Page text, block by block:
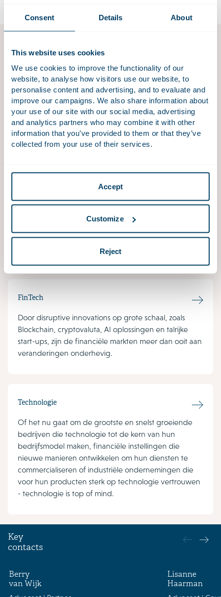
Consent Details About
This website uses cookies
We use cookies to improve the functionality of our
website, to analyse how visitors use our website, to
personalise content and advertising, and to evaluate and
improve our campaigns. We also share information about
your use of our site with our social media, advertising
and analytics partners who may combine it with other
information that you’ve provided to them or that they’ve
collected from your use of their services.
Accept
Customize
Reject
Financiële Diensten
De (Europese) regulering van de financiële sector
neemt steeds verder toe. Voor financiële instellingen
is het complexer om voortdurend in te spelen op en
te voldoen aan steeds vernieuwende regelgeving.
mate nieuwe wet- en regelgeving vanuit Nederland
en Europa implementeren in hun organisatie. Niet
hebben te maken met deze nieuwe wet- en
regelgeving maar ook de dagelijkse business
ondervindt hiervan de impact.
FinTech
Door disruptive innovations op grote schaal, zoals
Blockchain, cryptovaluta, AI oplossingen en talrijke
start-ups, zijn de financiële markten meer dan ooit aan
veranderingen onderhevig.
Technologie
Of het nu gaat om de grootste en snelst groeiende
bedrijven die technologie tot de kern van hun
bedrijfsmodel maken, financiële instellingen die
nieuwe manieren ontwikkelen om hun diensten te
commercialiseren of industriële ondernemingen die
voor hun producten sterk op technologie vertrouwen
- technologie is top of mind.
Key
contacts
Berry
van Wijk
Lisanne
Haarman